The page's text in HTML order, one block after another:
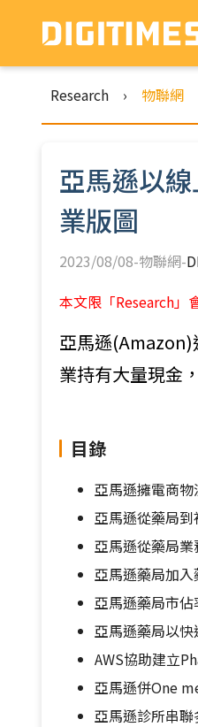
Research › 物聯網
亞馬遜以
業版圖
2023/08/08-物聯網-
本文限「Research」
亞馬遜(Amazon)
業持有大量現金
目錄
亞馬遜擁電商
亞馬遜從藥局
亞馬遜從藥局
亞馬遜藥局加
亞馬遜藥局市
亞馬遜藥局以
AWS協助建立
亞馬遜併One
亞馬遜診所串